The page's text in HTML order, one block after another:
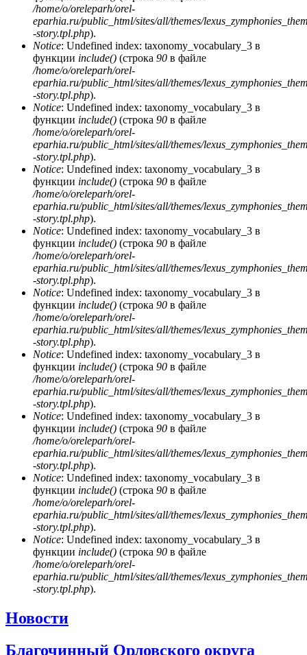
/home/o/oreleparh/orel-
eparhia.ru/public_html/sites/all/themes/
-story.tpl.php).
Notice: Undefined index: taxonomy_vocabulary_3 в
функции include() (строка 90 в файле
/home/o/oreleparh/orel-
eparhia.ru/public_html/sites/all/themes/
-story.tpl.php).
Notice: Undefined index: taxonomy_vocabulary_3 в
функции include() (строка 90 в файле
/home/o/oreleparh/orel-
eparhia.ru/public_html/sites/all/themes/
-story.tpl.php).
Notice: Undefined index: taxonomy_vocabulary_3 в
функции include() (строка 90 в файле
/home/o/oreleparh/orel-
eparhia.ru/public_html/sites/all/themes/
-story.tpl.php).
Notice: Undefined index: taxonomy_vocabulary_3 в
функции include() (строка 90 в файле
/home/o/oreleparh/orel-
eparhia.ru/public_html/sites/all/themes/
-story.tpl.php).
Notice: Undefined index: taxonomy_vocabulary_3 в
функции include() (строка 90 в файле
/home/o/oreleparh/orel-
eparhia.ru/public_html/sites/all/themes/
-story.tpl.php).
Notice: Undefined index: taxonomy_vocabulary_3 в
функции include() (строка 90 в файле
/home/o/oreleparh/orel-
eparhia.ru/public_html/sites/all/themes/
-story.tpl.php).
Notice: Undefined index: taxonomy_vocabulary_3 в
функции include() (строка 90 в файле
/home/o/oreleparh/orel-
eparhia.ru/public_html/sites/all/themes/
-story.tpl.php).
Notice: Undefined index: taxonomy_vocabulary_3 в
функции include() (строка 90 в файле
/home/o/oreleparh/orel-
eparhia.ru/public_html/sites/all/themes/
-story.tpl.php).
Notice: Undefined index: taxonomy_vocabulary_3 в
функции include() (строка 90 в файле
/home/o/oreleparh/orel-
eparhia.ru/public_html/sites/all/themes/
-story.tpl.php).
Новости
Благочинный Орловского округа